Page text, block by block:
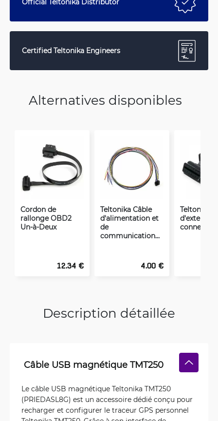
Certified Teltonika Engineers
Alternatives disponibles
Cordon de
rallonge OBD2
Un-à-Deux
12.34 €
Teltonika Câble
d'alimentation et
de
communication
4.00 €
Teltonika
connexion
Description détaillée
Câble USB magnétique TMT250
Le câble USB magnétique Teltonika TMT250
(PRIEDASL8G) est un accessoire dédié conçu pour
recharger et configurer le traceur GPS personnel